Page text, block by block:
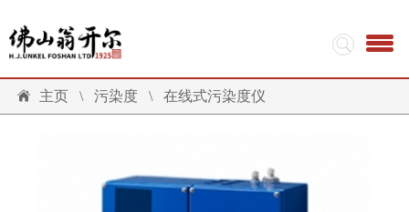
主页 \ 污染度 \ 在线式污染度仪